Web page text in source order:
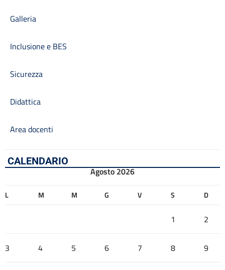
Galleria
Inclusione e BES
Sicurezza
Didattica
Area docenti
CALENDARIO
Agosto 2026
L M M G V S D
1 2
3 4 5 6 7 8 9